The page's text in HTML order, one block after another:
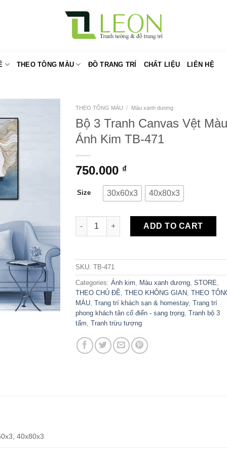
THEO TÔNG MÀU ĐỒ TRANG TRÍ CHẤT LIỆU LIÊN HỆ
THEO TÔNG MÀU / Màu xanh dương
Bộ 3 Tranh Canvas Vệt Màu
Ánh Kim TB-471
750.000 ₫
Size 30x60x3 40x80x3
Bộ 3 Tranh Canvas Vệt Màu Ánh Kim TB-
ADD TO CART
SKU: TB-471
Categories: Ánh kim Màu xanh dương STORE
THEO CHỦ ĐỀ THEO KHÔNG GIAN THEO
MÀU Trang trí khách sạn & homestay, Trang trí
phong khách tân cổ điển - sang trọng Tranh bộ 3
tấm Tranh trừu tượng
40x80x3